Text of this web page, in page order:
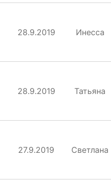
28.9.2019 Инесса
28.9.2019 Татьяна
27.9.2019 Светлана